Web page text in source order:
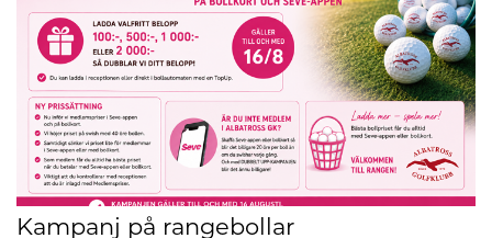
Kampanj på rangebollar